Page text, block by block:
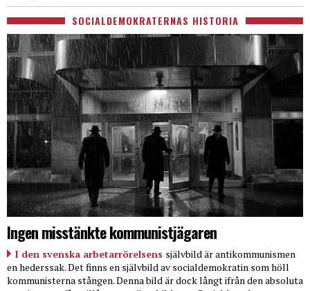
SOCIALDEMOKRATERNAS HISTORIA
Ingen misstänkte kommunistjägaren
I den svenska arbetarrörelsens självbild är antikommunismen
en hederssak. Det finns en självbild av socialdemokratin som höll
kommunisterna stången. Denna bild är dock långt ifrån den absoluta